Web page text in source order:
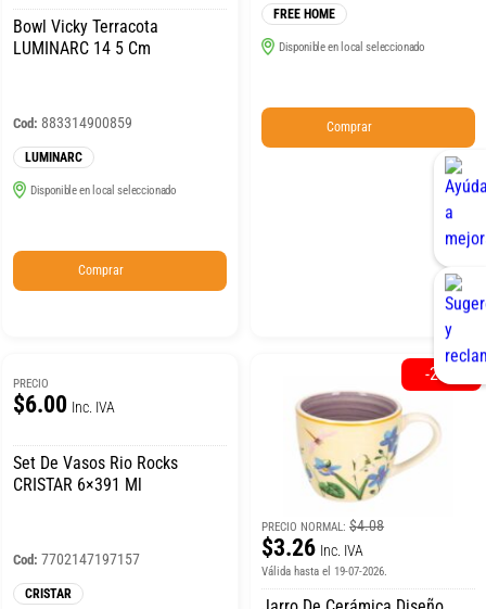
Bowl Vicky Terracota
LUMINARC 14 5 Cm
Cod: 883314900859
LUMINARC
Disponible en local seleccionado
Comprar
FREE HOME
Disponible en local seleccionado
Comprar
PRECIO
$6.00 Inc. IVA
Set De Vasos Rio Rocks
CRISTAR 6×391 Ml
Cod: 7702147197157
CRISTAR
PRECIO NORMAL:$4.08
$3.26 Inc. IVA
Válida hasta el 19-07-2026.
-20%